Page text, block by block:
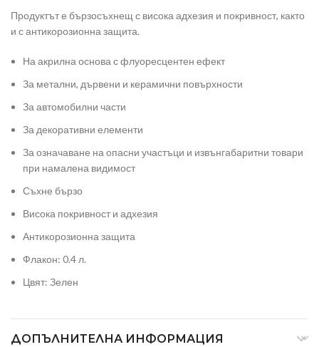
Продуктът е бързосъхнещ с висока адхезия и покривност, както
и с антикорозионна защита.
На акрилна основа с флуоресцентен ефект
За метални, дървени и керамични повърхности
За автомобилни части
За декоративни елементи
За означаване на опасни участъци и извънгабаритни товари
при намалена видимост
Съхне бързо
Висока покривност и адхезия
Антикорозионна защита
Флакон: 0.4 л.
Цвят: Зелен
ДОПЪЛНИТЕЛНА ИНФОРМАЦИЯ